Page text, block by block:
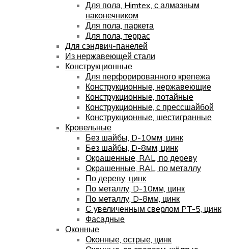
Для пола, Himtex, с алмазным
наконечником
Для пола, паркета
Для пола, террас
Для сэндвич-панелей
Из нержавеющей стали
Конструкционные
Для перфорированного крепежа
Конструкционные, нержавеющие
Конструкционные, потайные
Конструкционные, с прессшайбой
Конструкционные, шестигранные
Кровельные
Без шайбы, D-10мм, цинк
Без шайбы, D-8мм, цинк
Окрашенные, RAL, по дереву
Окрашенные, RAL, по металлу
По дереву, цинк
По металлу, D-10мм, цинк
По металлу, D-8мм, цинк
С увеличенным сверлом PT-5, цинк
Фасадные
Оконные
Оконные, острые, цинк